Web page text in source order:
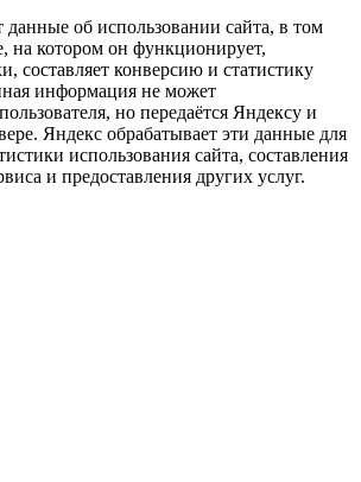
данные об использовании сайта, в том
на котором он функционирует,
составляет конверсию и статистику
информация не может
но передаётся Яндексу и
Яндекс обрабатывает эти данные для
использования сайта, составления
и предоставления других услуг.